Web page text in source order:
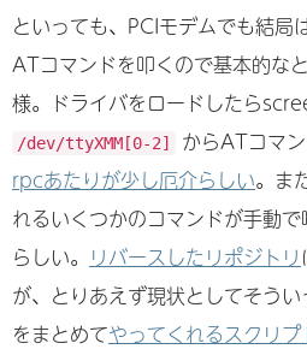
といっても、PCIモデムでも結局
ATコマンドを叩くので基本的な
様。ドライバをロードしたら
/dev/ttyXMM[0-2]
からATコマ
rpcあたりが少し厄介らしい。ま
れるいくつかのコマンドが手動
らしい。 リバースしたリポジトリ
が、とりあえず現状としてそう
をまとめてやってくれるスクリプ